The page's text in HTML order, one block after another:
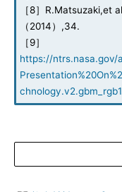
［8］R.Matsuzaki,et
（2014）,34.
［9］
https://ntrs.nasa.gov/